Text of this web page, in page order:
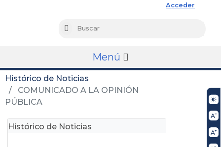
Acceder
Buscar
Menú
Histórico de Noticias
COMUNICADO A LA OPINIÓN
PÚBLICA
Histórico de Noticias